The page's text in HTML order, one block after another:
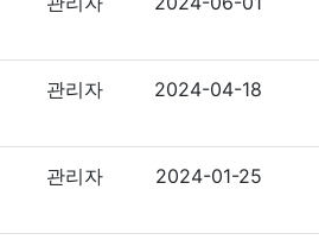
관리자 2024-04-18
관리자 2024-01-25